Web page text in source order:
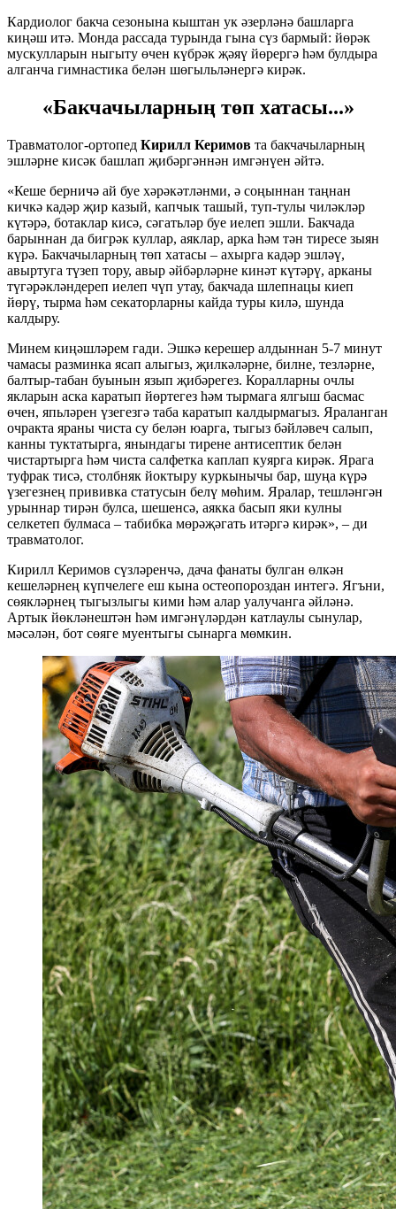
Кардиолог бакча сезонына кыштан ук әзерләнә башларга
киңәш итә. Монда рассада турында гына сүз бармый: йөрәк
мускулларын ныгыту өчен күбрәк җәяү йөрергә һәм булдыра
алганча гимнастика белән шөгыльләнергә кирәк.
«Бакчачыларның төп хатасы...»
Травматолог-ортопед Кирилл Керимов та бакчачыларның
эшләрне кисәк башлап җибәргәннән имгәнүен әйтә.
«Кеше берничә ай буе хәрәкәтләнми, ә соңыннан таңнан
кичкә кадәр җир казый, капчык ташый, туп-тулы чиләкләр
күтәрә, ботаклар кисә, сәгатьләр буе иелеп эшли. Бакчада
барыннан да бигрәк куллар, аяклар, арка һәм тән тиресе зыян
күрә. Бакчачыларның төп хатасы – ахырга кадәр эшләү,
авыртуга түзеп тору, авыр әйбәрләрне кинәт күтәрү, арканы
түгәрәкләндереп иелеп чүп утау, бакчада шлепнацы киеп
йөрү, тырма һәм секаторларны кайда туры килә, шунда
калдыру.
Минем киңәшләрем гади. Эшкә керешер алдыннан 5-7 минут
чамасы разминка ясап алыгыз, җилкәләрне, билне, тезләрне,
балтыр-табан буынын язып җибәрегез. Коралларны очлы
якларын аска каратып йөртегез һәм тырмага ялгыш басмас
өчен, япьләрен үзегезгә таба каратып калдырмагыз. Яраланган
очракта яраны чиста су белән юарга, тыгыз бәйләвеч салып,
канны туктатырга, янындагы тирене антисептик белән
чистартырга һәм чиста салфетка каплап куярга кирәк. Ярага
туфрак тисә, столбняк йоктыру куркынычы бар, шуңа күрә
үзегезнең прививка статусын белү мөһим. Яралар, тешләнгән
урыннар тирән булса, шешенсә, аякка басып яки кулны
селкетеп булмаса – табибка мөрәҗәгать итәргә кирәк», – ди
травматолог.
Кирилл Керимов сүзләренчә, дача фанаты булган өлкән
кешеләрнең күпчелеге еш кына остеопороздан интегә. Ягъни,
сөякләрнең тыгызлыгы кими һәм алар уалучанга әйләнә.
Артык йөкләнештән һәм имгәнүләрдән катлаулы сынулар,
мәсәлән, бот сөяге муентыгы сынарга мөмкин.